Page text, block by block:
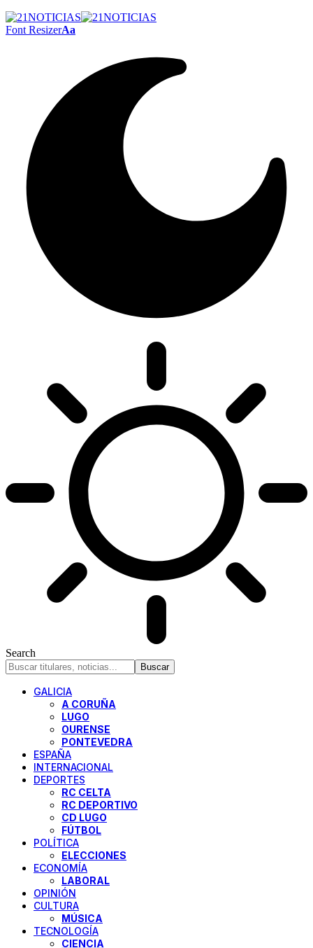
Font ResizerAa
Search
GALICIA
A CORUÑA
LUGO
OURENSE
PONTEVEDRA
ESPAÑA
INTERNACIONAL
DEPORTES
RC CELTA
RC DEPORTIVO
CD LUGO
FÚTBOL
POLÍTICA
ELECCIONES
ECONOMÍA
LABORAL
OPINIÓN
CULTURA
MÚSICA
TECNOLOGÍA
CIENCIA